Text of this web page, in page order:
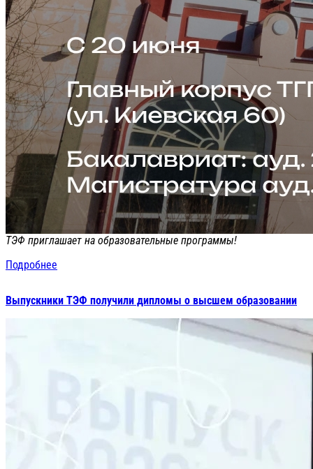
ТЭФ приглашает на образовательные программы!
Подробнее
Выпускники ТЭФ получили дипломы о высшем образовании